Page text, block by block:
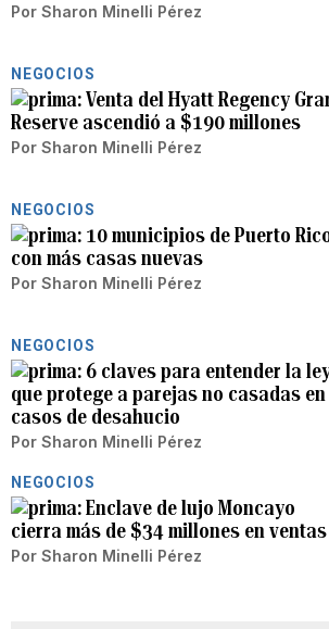
Por Sharon Minelli Pérez
NEGOCIOS
Venta del Hyatt Regency
Reserve ascendió a $190 millones
Por Sharon Minelli Pérez
NEGOCIOS
10 municipios de Puerto
con más casas nuevas
Por Sharon Minelli Pérez
NEGOCIOS
6 claves para entender la
que protege a parejas no casadas en
casos de desahucio
Por Sharon Minelli Pérez
NEGOCIOS
Enclave de lujo Moncayo
cierra más de $34 millones en ventas
Por Sharon Minelli Pérez